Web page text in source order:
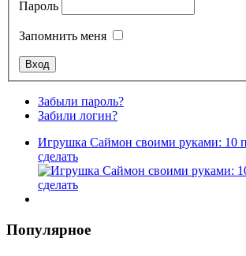
Пароль
Запомнить меня
Забыли пароль?
Забили логин?
Игрушка Саймон своими руками: 10
сделать
Популярное